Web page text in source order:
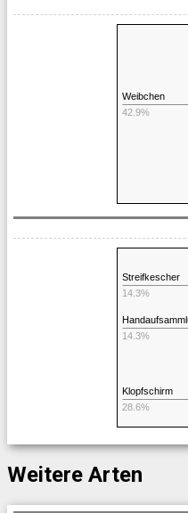
Weibchen
42.9%
Klopfschirm
28.6%
14.3%
Streifkescher
14.3%
Weitere Arten